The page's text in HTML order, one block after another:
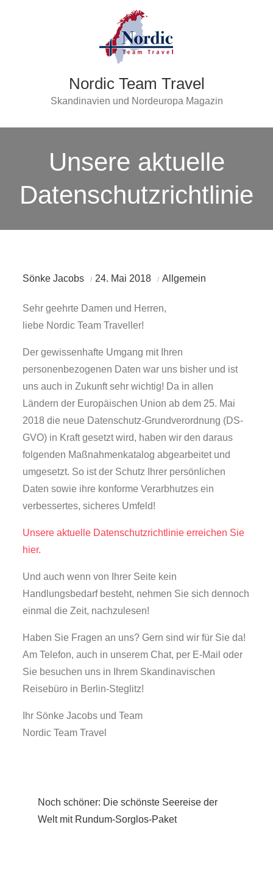
Nordic Team Travel
Skandinavien und Nordeuropa Magazin
Unsere aktuelle
Datenschutzrichtlinie
Sönke Jacobs 24. Mai 2018 Allgemein
Sehr geehrte Damen und Herren,
liebe Nordic Team Traveller!
Der gewissenhafte Umgang mit Ihren
personenbezogenen Daten war uns bisher und ist
uns auch in Zukunft sehr wichtig! Da in allen
Ländern der Europäischen Union ab dem 25. Mai
2018 die neue Datenschutz-Grundverordnung (DS-
GVO) in Kraft gesetzt wird, haben wir den daraus
folgenden Maßnahmenkatalog abgearbeitet und
umgesetzt. So ist der Schutz Ihrer persönlichen
Daten sowie ihre konforme Verarbhutzes ein
verbessertes, sicheres Umfeld!
Unsere aktuelle Datenschutzrichtlinie erreichen Sie
hier.
Und auch wenn von Ihrer Seite kein
Handlungsbedarf besteht, nehmen Sie sich dennoch
einmal die Zeit, nachzulesen!
Haben Sie Fragen an uns? Gern sind wir für Sie da!
Am Telefon, auch in unserem Chat, per E-Mail oder
Sie besuchen uns in Ihrem Skandinavischen
Reisebüro in Berlin-Steglitz!
Ihr Sönke Jacobs und Team
Nordic Team Travel
Noch schöner: Die schönste Seereise der
Welt mit Rundum-Sorglos-Paket